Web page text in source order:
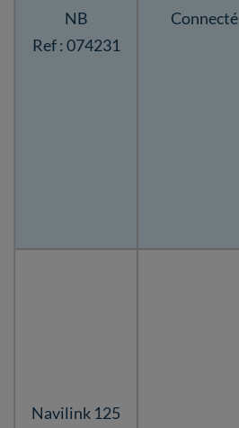
NB
Ref : 074231
Connecté
Navilink 125